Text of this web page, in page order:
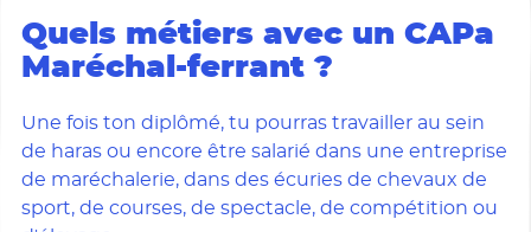
Quels métiers avec un CAPa
Maréchal-ferrant ?
Une fois ton diplômé, tu pourras travailler au sein
de haras ou encore être salarié dans une entreprise
de maréchalerie, dans des écuries de chevaux de
sport, de courses, de spectacle, de compétition ou